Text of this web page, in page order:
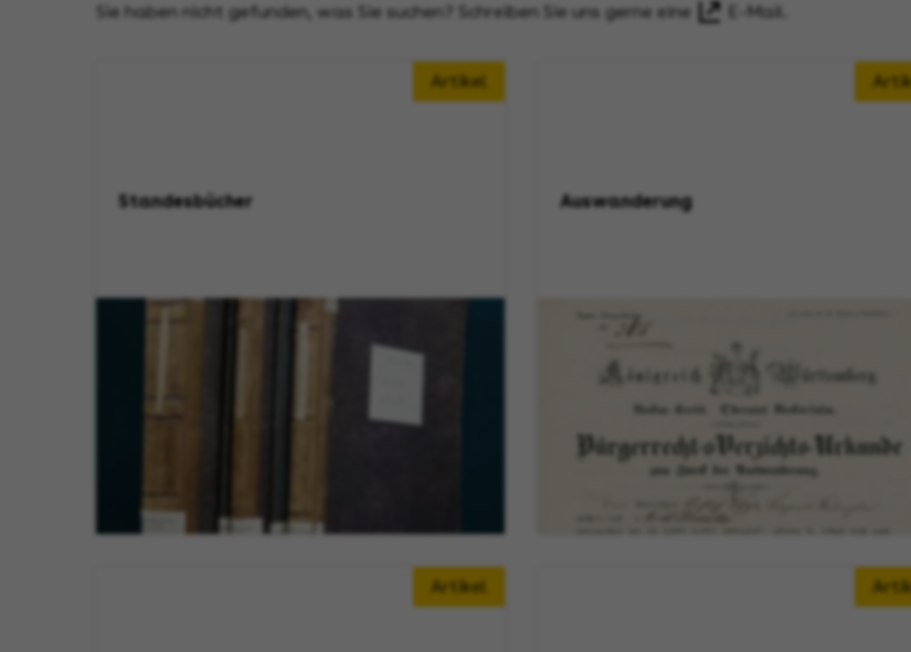
Sie haben nicht gefunden, was Sie suchen? Schreiben Sie uns gerne eine E-Mail
Artikel
Standesbücher Auswanderung
Artikel